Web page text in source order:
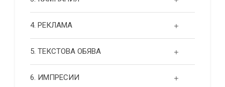
4. РЕКЛАМА
5. ТЕКСТОВА ОБЯВА
6. ИМПРЕСИИ